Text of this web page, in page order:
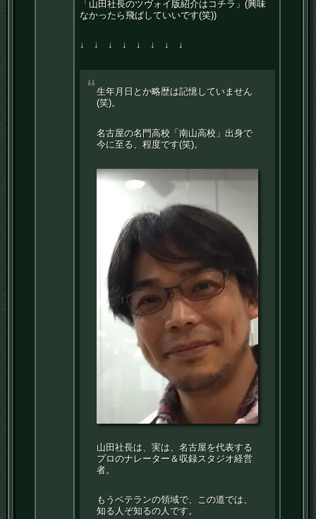
「山田社長のツヴォイ版紹介はコチラ」(興味
なかったら飛ばしていいです(笑))
↓ ↓ ↓ ↓ ↓ ↓ ↓ ↓
生年月日とか略歴は記憶していません
(笑)。
名古屋の名門高校「南山高校」出身で
今に至る、程度です(笑)。
山田社長は、実は、名古屋を代表する
プロのナレーター＆収録スタジオ経営
者。
もうベテランの領域で、この道では、
知る人ぞ知るの人です。